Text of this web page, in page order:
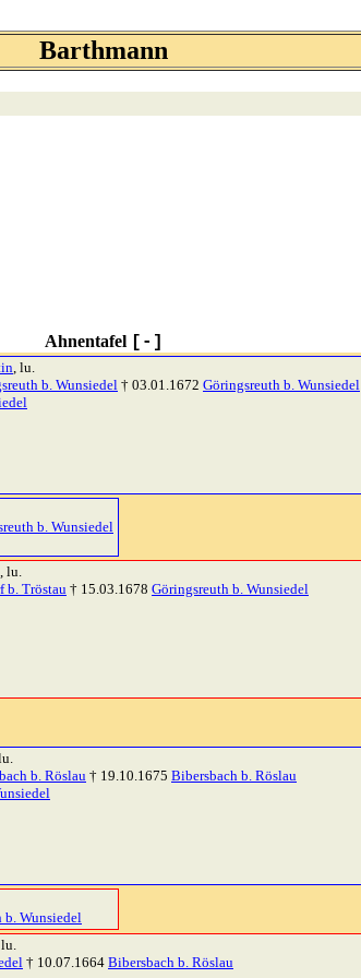
Barthmann
Ahnentafel [-]
, lu.
b. Wunsiedel † 03.01.1672 Göringsreuth b. Wunsiedel
b. Wunsiedel
, lu.
b. Tröstau † 15.03.1678 Göringsreuth b. Wunsiedel
b. Röslau† 19.10.1675 Bibersbach b. Röslau
b. Wunsiedel
† 10.07.1664 Bibersbach b. Röslau